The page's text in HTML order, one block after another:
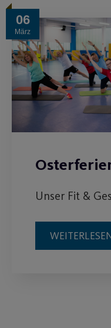
06
März
Unser Fit &